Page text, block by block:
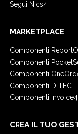
Segui Nios4
MARKETPLACE
Componenti
Componenti
Componenti
Componenti D-TEC
Componenti
CREA IL TUO